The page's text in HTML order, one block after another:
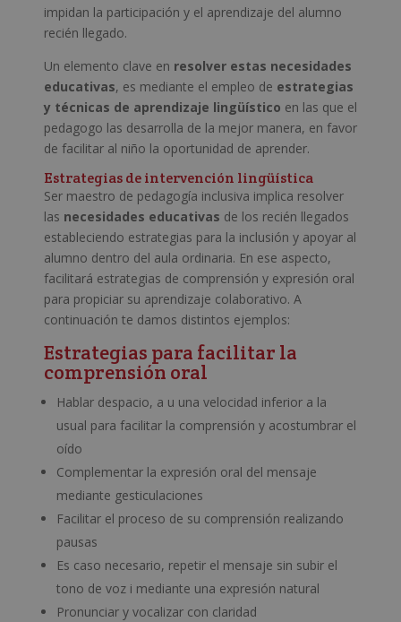
impidan la participación y el aprendizaje del alumno
recién llegado.
Un elemento clave en resolver estas necesidades
educativas, es mediante el empleo de estrategias
y técnicas de aprendizaje lingüístico en las que el
pedagogo las desarrolla de la mejor manera, en favor
de facilitar al niño la oportunidad de aprender.
Estrategias de intervención lingüística
Ser maestro de pedagogía inclusiva implica resolver
las necesidades educativas de los recién llegados
estableciendo estrategias para la inclusión y apoyar al
alumno dentro del aula ordinaria. En ese aspecto,
facilitará estrategias de comprensión y expresión oral
para propiciar su aprendizaje colaborativo. A
continuación te damos distintos ejemplos:
Estrategias para facilitar la
comprensión oral
Hablar despacio, a u una velocidad inferior a la
usual para facilitar la comprensión y acostumbrar el
oído
Complementar la expresión oral del mensaje
mediante gesticulaciones
Facilitar el proceso de su comprensión realizando
pausas
Es caso necesario, repetir el mensaje sin subir el
tono de voz i mediante una expresión natural
Pronunciar y vocalizar con claridad